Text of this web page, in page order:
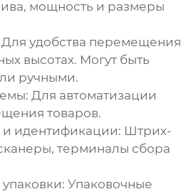
мощность и размеры
Для удобства перемещения
высотах. Могут быть
ручными.
Для автоматизации
товаров.
идентификации: Штрих-
терминалы сбора
Упаковочные